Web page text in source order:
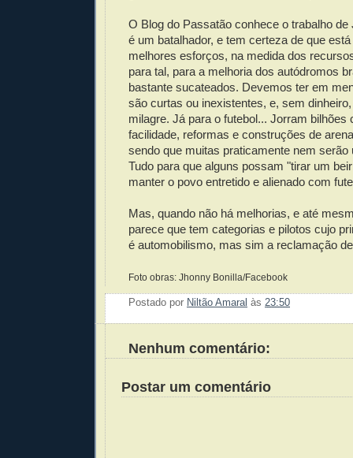
O Blog do Passatão conhece o trabalho de
é um batalhador, e tem certeza de que
melhores esforços, na medida dos
para tal, para a melhoria dos autódromos
bastante sucateados. Devemos ter em
são curtas ou inexistentes, e, sem
milagre. Já para o futebol... Jorram bilhões
facilidade, reformas e construções de
sendo que muitas praticamente nem serão
Tudo para que alguns possam "tirar um
manter o povo entretido e alienado com
Mas, quando não há melhorias, e até
parece que tem categorias e pilotos cujo
é automobilismo, mas sim a reclamação
Foto obras: Jhonny Bonilla/Facebook
Postado por Niltão Amaral às 23:50
Nenhum comentário:
Postar um comentário